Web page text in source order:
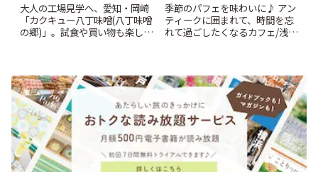
大人の工場見学へ、愛知・岡崎
「カクキュー八丁味噌(八丁味噌
の郷)」。試食や買い物も楽しみ
季節のパフェを味わいに♪ アン
ティークに囲まれて、時間を忘
れて過ごしたくなるカフェ/浅草